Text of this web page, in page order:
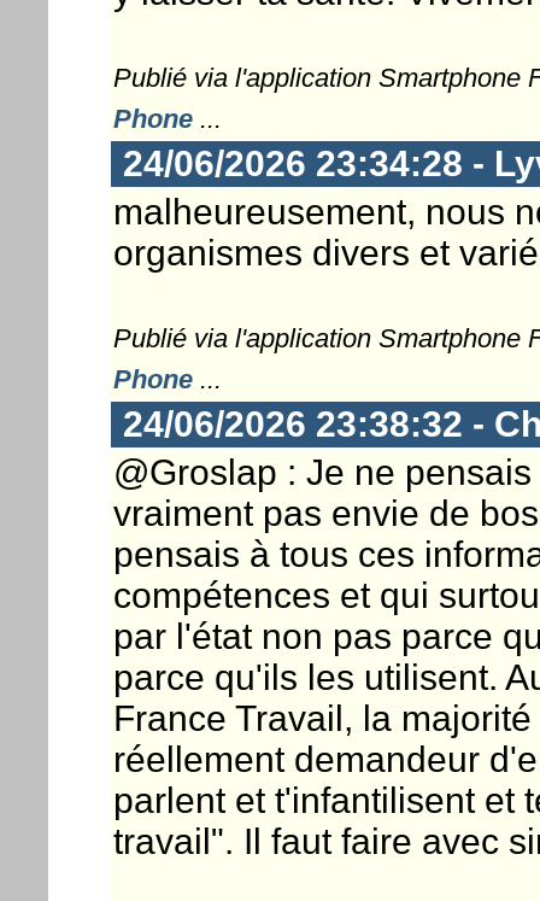
Publié via l'application Smartphone
Phone...
24/06/2026 23:34:28 -
malheureusement, nous
organismes divers et
Publié via l'application Smartphone
Phone...
24/06/2026 23:38:32 -
@Groslap : Je ne
vraiment pas envie de
pensais à tous ces
compétences et qui
par l'état non pas parce
parce qu'ils les utilisent.
France Travail, la
réellement demandeur
parlent et t'infantilisent et
travail". Il faut faire avec